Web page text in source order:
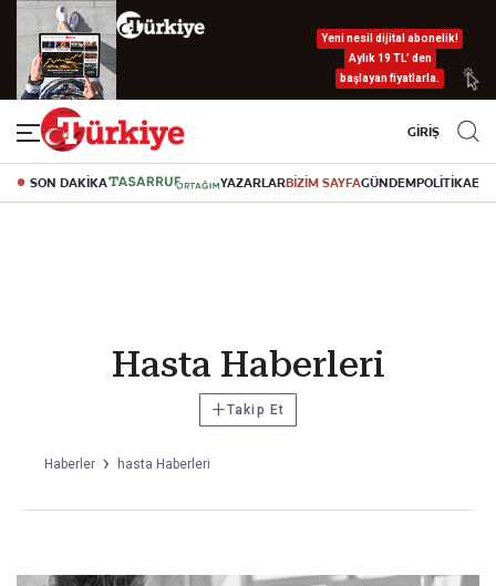
Yeni nesil dijital abonelik!
Aylık 19 TL’ den
başlayan fiyatlarla.
GİRİŞ
SON DAKİKA YAZARLARBİZİM SAYFAGÜNDEMPOLİTİKA
Hasta Haberleri
+Takip Et
Haberler hasta Haberleri